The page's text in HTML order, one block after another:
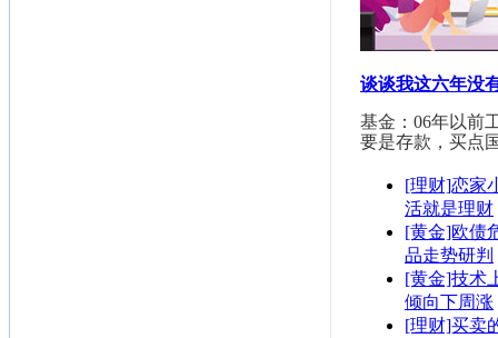
谈谈我这六年没
基金：06年以前
要是存款，买
[理财]恋家
活就是理财
[黄金]欧债
品走势研判
[黄金]技术
倾向下周涨
[理财]买卖